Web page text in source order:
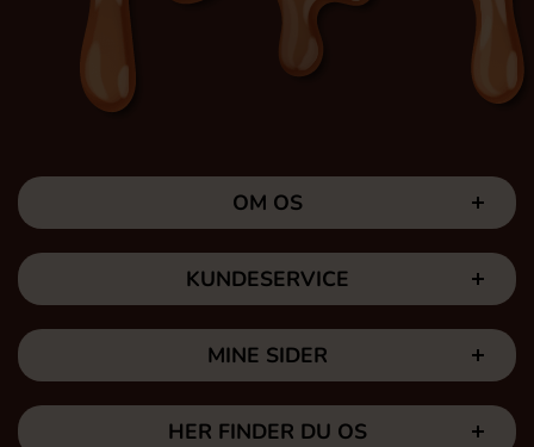
OM OS
KUNDESERVICE
MINE SIDER
HER FINDER DU OS